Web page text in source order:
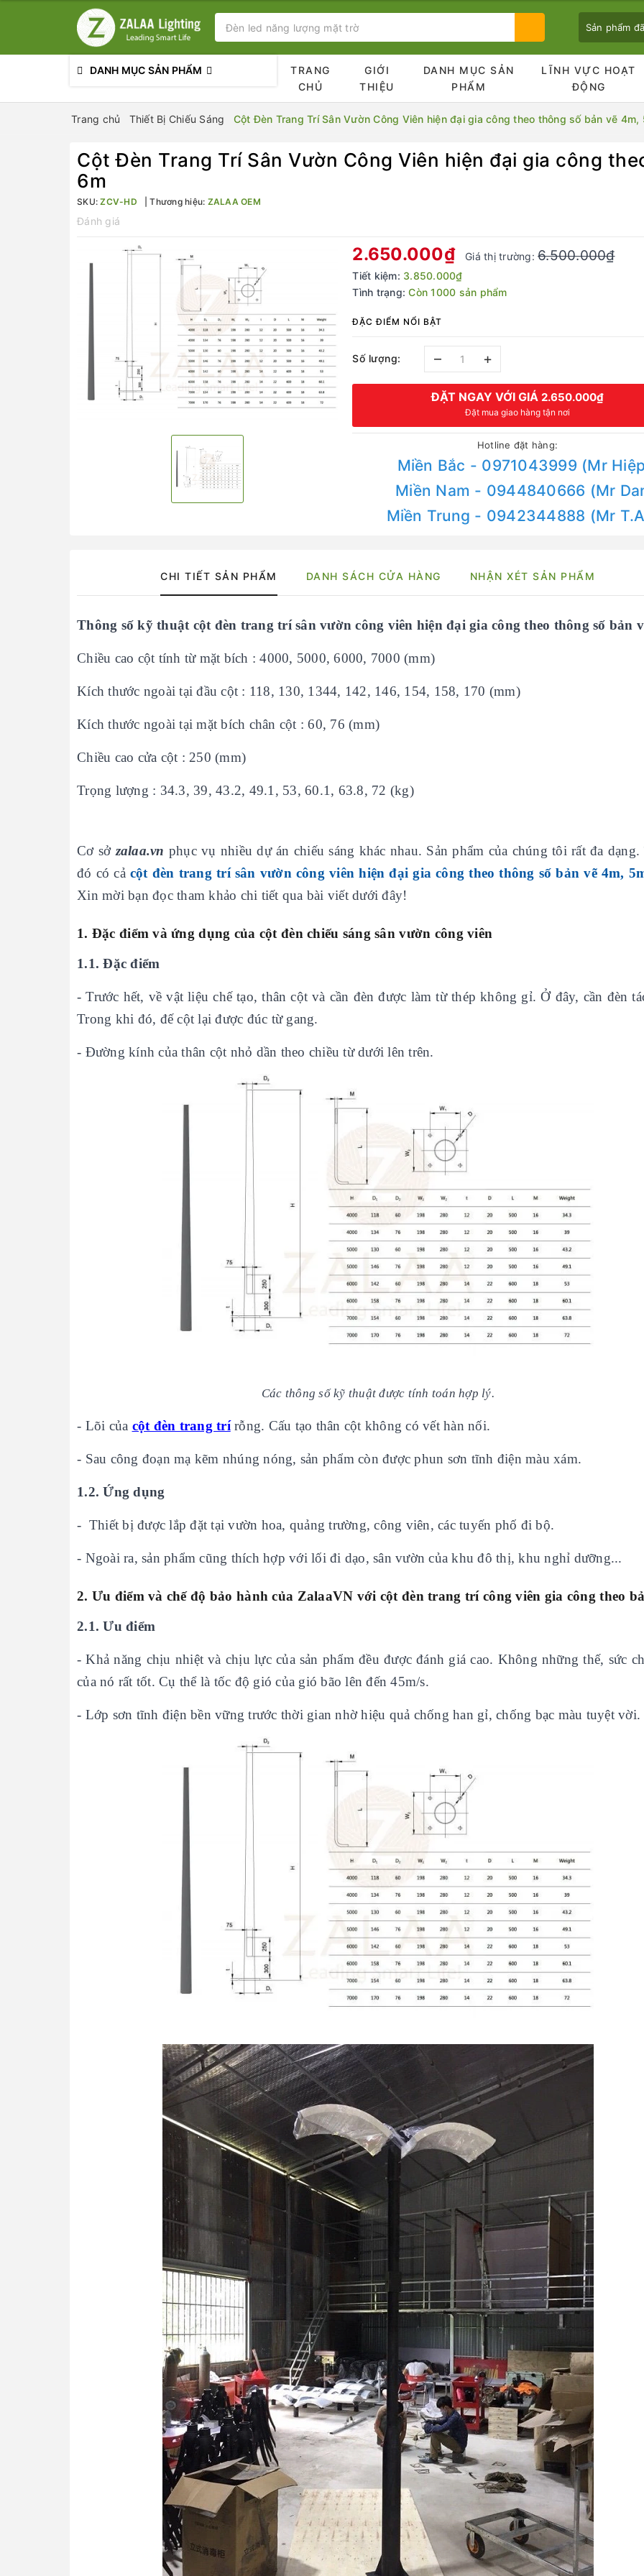
Sản phẩm
Bạn chưa xem sản phẩm nào
DANH MỤC SẢN PHẨM
TRANG
CHỦ
GIỚI
THIỆU
DANH MỤC SẢN
PHẨM
LĨNH VỰC HOẠT
ĐỘNG
Trang chủ Thiết Bị Chiếu Sáng Cột Đèn Trang Trí Sân Vườn Công Viên hiện đại gia công theo thông số bản vẽ 4m,
Cột Đèn Trang Trí Sân Vườn Công Viên hiện đại gia công
6m
SKU:ZCV-HD Thương hiệu: ZALAA OEM
Đánh giá
2.650.000₫ Giá thị trường:6.500.000₫
Tiết kiệm: 3.850.000₫
Tình trạng: Còn 1000 sản phẩm
ĐẶC ĐIỂM NỔI BẬT
Số lượng: – +
ĐẶT NGAY VỚI GIÁ 2.650.000₫
Đặt mua giao hàng tận nơi
Hotline đặt hàng:
Miền Bắc - 0971043999 (Mr
Miền Nam - 0944840666 (Mr
Miền Trung - 0942344888 (Mr
CHI TIẾT SẢN PHẨM DANH SÁCH CỬA HÀNG NHẬN XÉT SẢN PHẨM
Thông số kỹ thuật cột đèn trang trísân vườn công viên hiện đại gia công theo thông số bản
Chiều cao cột tính từ mặt bích : 4000, 5000, 6000, 7000 (mm)
Kích thước ngoài tại đầu cột : 118, 130, 1344, 142, 146, 154, 158, 170 (mm)
Kích thước ngoài tại mặt bích chân cột : 60, 76 (mm)
Chiều cao cửa cột : 250 (mm)
Trọng lượng : 34.3, 39, 43.2, 49.1, 53, 60.1, 63.8, 72 (kg)
Cơ sở zalaa.vn phục vụ nhiều dự án chiếu sáng khác nhau. Sản phẩm của chúng tôi rất đa dạng.
đó có cả cột đèn trang trí sân vườn công viên hiện đại gia công theo thông số bản vẽ 4m,
Xin mời bạn đọc tham khảo chi tiết qua bài viết dưới đây!
1. Đặc điểm và ứng dụng của cột đèn chiếu sáng sân vườn công viên
1.1. Đặc điểm
- Trước hết, về vật liệu chế tạo, thân cột và cần đèn được làm từ thép không gỉ. Ở đây, cần đèn
Trong khi đó, đế cột lại được đúc từ gang.
- Đường kính của thân cột nhỏ dần theo chiều từ dưới lên trên.
Các thông số kỹ thuật được tính toán hợp lý.
- Lõi của cột đèn trang trírỗng. Cấu tạo thân cột không có vết hàn nối.
- Sau công đoạn mạ kẽm nhúng nóng, sản phẩm còn được phun sơn tĩnh điện màu xám.
1.2. Ứng dụng
- Thiết bị được lắp đặt tại vườn hoa, quảng trường, công viên, các tuyến phố đi bộ.
- Ngoài ra, sản phẩm cũng thích hợp với lối đi dạo, sân vườn của khu đô thị, khu nghỉ dưỡng...
2. Ưu điểm và chế độ bảo hành của ZalaaVN với cột đèn trang trí công viên gia công theo
2.1. Ưu điểm
- Khả năng chịu nhiệt và chịu lực của sản phẩm đều được đánh giá cao. Không những thế, sức
của nó rất tốt. Cụ thể là tốc độ gió của gió bão lên đến 45m/s.
- Lớp sơn tĩnh điện bền vững trước thời gian nhờ hiệu quả chống han gỉ, chống bạc màu tuyệt vời.